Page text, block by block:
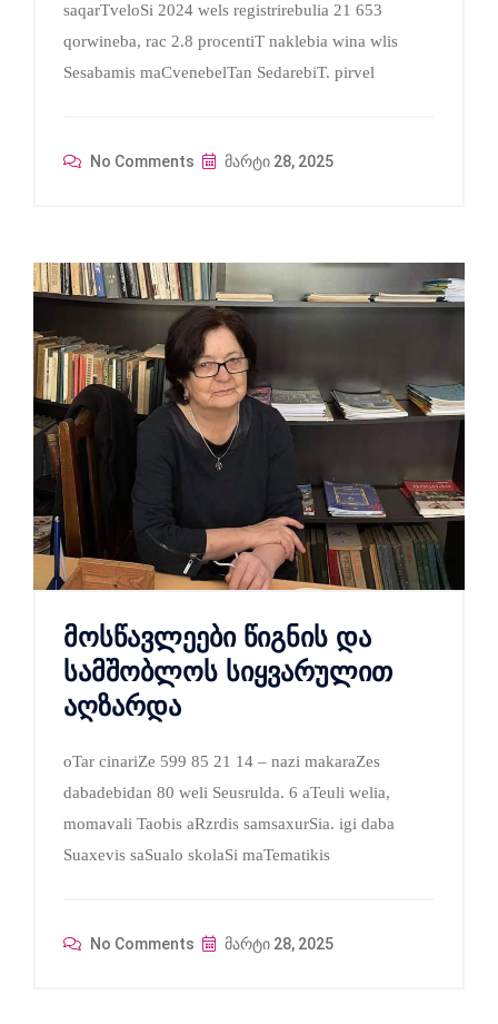
saqarTveloSi 2024 wels registrirebulia 21 653
qorwineba, rac 2.8 procentiT naklebia wina wlis
Sesabamis maCvenebelTan SedarebiT. pirvel
No Comments მარტი 28, 2025
მოსწავლეები წიგნის და
სამშობლოს სიყვარულით
აღზარდა
oTar cinariZe 599 85 21 14 – nazi makaraZes
dabadebidan 80 weli Seusrulda. 6 aTeuli welia,
momavali Taobis aRzrdis samsaxurSia. igi daba
Suaxevis saSualo skolaSi maTematikis
No Comments მარტი 28, 2025